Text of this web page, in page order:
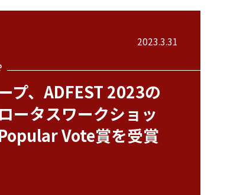
2023.3.31
プ、ADFEST 2023の
ータスワークショッ
Vote賞を受賞